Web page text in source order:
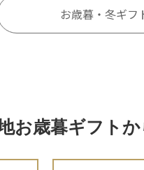
お歳暮・冬ギ
お歳暮ギフト